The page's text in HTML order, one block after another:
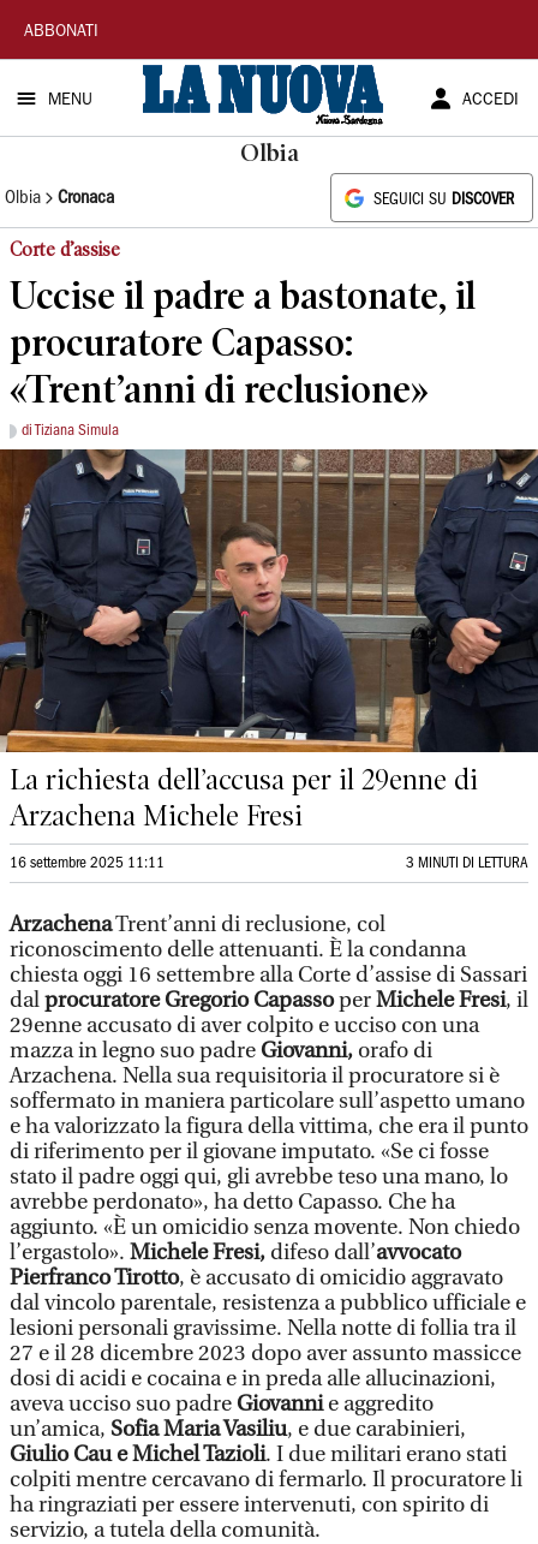
La
Nuova
Sardegna
ABBONATI
MENU ACCEDI
Olbia
Olbia Cronaca SEGUICI SU DISCOVER
Corte d’assise
Uccise il padre a bastonate, il
procuratore Capasso:
«Trent’anni di reclusione»
di Tiziana Simula
La richiesta dell’accusa per il 29enne di
Arzachena Michele Fresi
16 settembre 2025 11:11 3 MINUTI DI LETTURA
ArzachenaTrent’anni di reclusione, col
riconoscimento delle attenuanti. È la condanna
chiesta oggi 16 settembre alla Corte d’assise di Sassari
dalprocuratore Gregorio CapassoperMichele Fresi, il
29enne accusato di aver colpito e ucciso con una
mazza in legno suo padreGiovanni, orafo di
Arzachena. Nella sua requisitoria il procuratore si è
soffermato in maniera particolare sull’aspetto umano
e ha valorizzato la figura della vittima, che era il punto
di riferimento per il giovane imputato. «Se ci fosse
stato il padre oggi qui, gli avrebbe teso una mano, lo
avrebbe perdonato», ha detto Capasso. Che ha
aggiunto. «È un omicidio senza movente. Non chiedo
l’ergastolo». Michele Fresi, difeso dall’avvocato
Pierfranco Tirotto, è accusato di omicidio aggravato
dal vincolo parentale, resistenza a pubblico ufficiale e
lesioni personali gravissime. Nella notte di follia tra il
27 e il 28 dicembre 2023 dopo aver assunto massicce
dosi di acidi e cocaina e in preda alle allucinazioni,
aveva ucciso suo padreGiovannie aggredito
un’amica, Sofia Maria Vasiliu, e due carabinieri,
Giulio Cau e Michel Tazioli. I due militari erano stati
colpiti mentre cercavano di fermarlo. Il procuratore li
ha ringraziati per essere intervenuti, con spirito di
servizio, a tutela della comunità.